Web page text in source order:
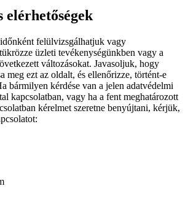
elérhetőségek
felülvizsgálhatjuk vagy
üzleti tevékenységünkben vagy a
változásokat. Javasoljuk, hogy
meg ezt az oldalt, és ellenőrizze, történt-e
bármilyen kérdése van a jelen adatvédelmi
kapcsolatban, vagy ha a fent meghatározott
kérelmet szeretne benyújtani, kérjük,